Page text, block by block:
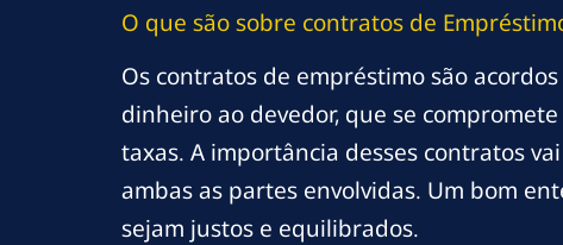
O que sãosobre contratos de
Os contratos de empréstimo são
dinheiro ao devedor, que se
taxas. A importância desses contratos
ambas as partes envolvidas. Um bom
sejam justos e equilibrados.